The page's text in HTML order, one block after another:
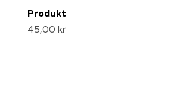
Produkt
45,00 kr